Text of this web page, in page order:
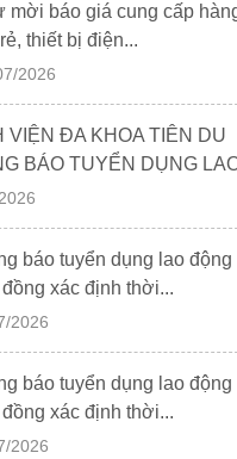
mời báo giá cung cấp
thiết bị điện...
2026
VIỆN ĐA KHOA TIÊN DU
BÁO TUYỂN DỤNG
báo tuyển dụng lao động
xác định thời...
2026
báo tuyển dụng lao động
xác định thời...
2026